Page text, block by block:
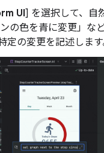
UI] を選択して、自
ンの色を青に変更」な
定の変更を記述します